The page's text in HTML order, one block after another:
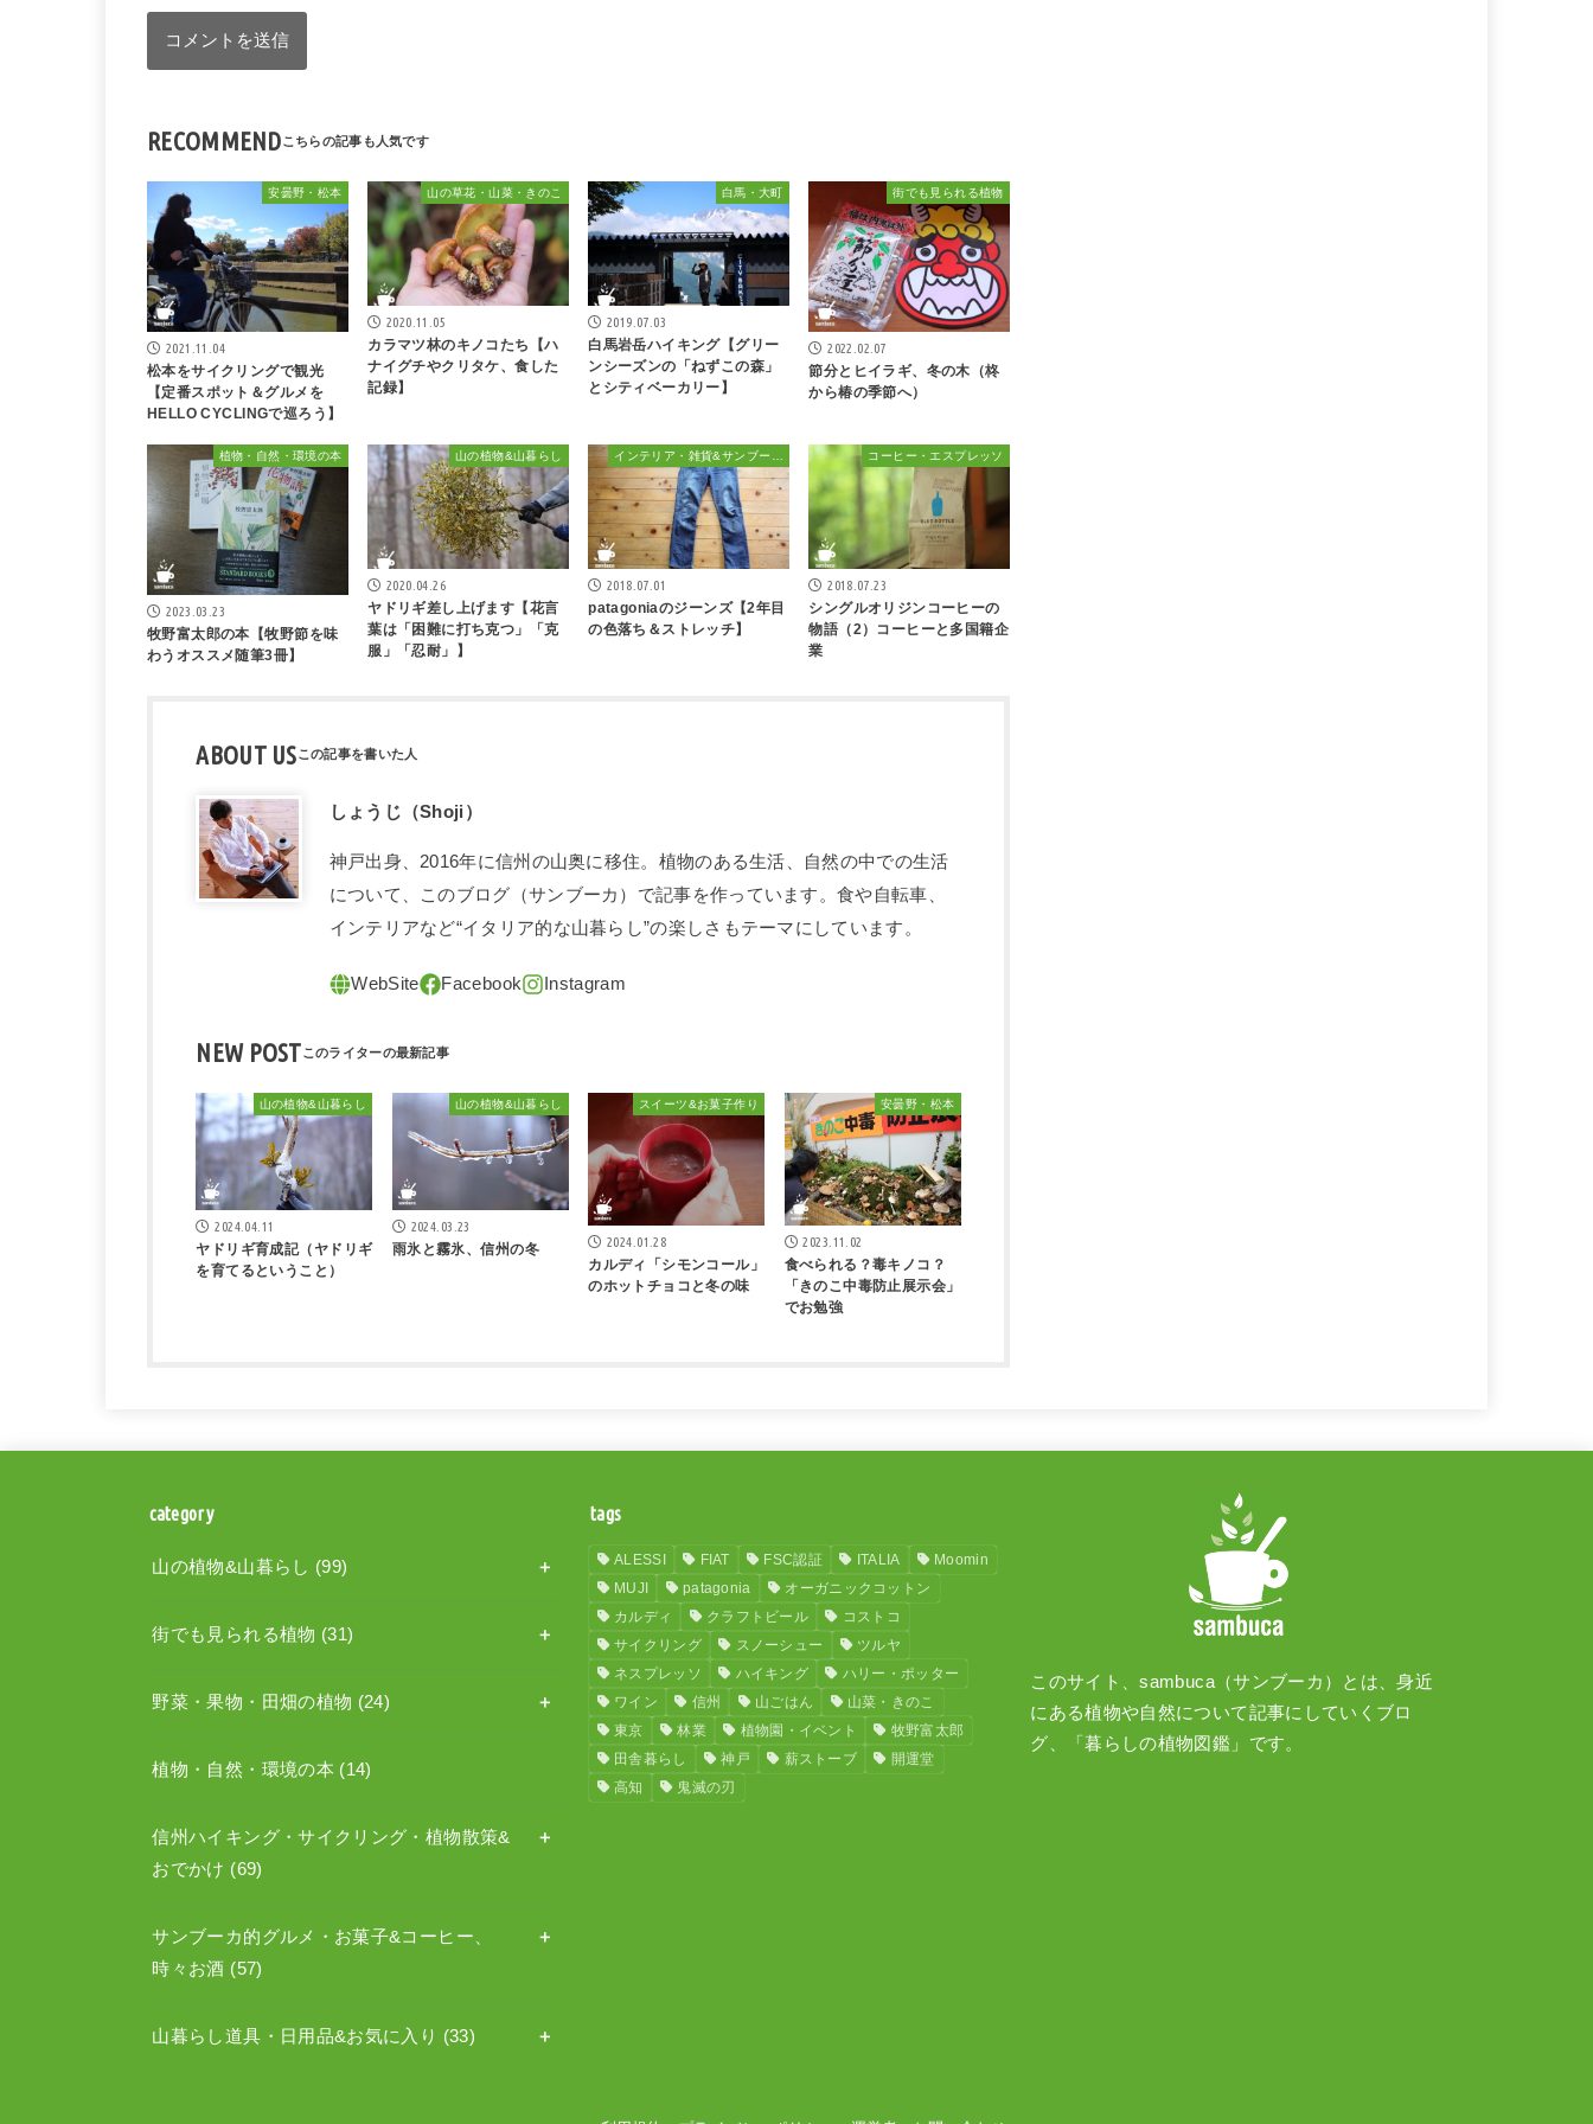
RECOMMEND
安曇野・松本
2021.11.04
松本をサイクリングで観光
【定番スポット＆グルメを
HELLO CYCLINGで巡ろう】
山の草花・山菜・きのこ
2020.11.05
カラマツ林のキノコたち【ハ
ナイグチやクリタケ、食した
記録】
白馬・大町
2019.07.03
白馬岩岳ハイキング【グリー
ンシーズンの「ねずこの森」
とシティベーカリー】
街でも見られる植物
2022.02.07
節分とヒイラギ、冬の木（柊
から椿の季節へ）
植物・自然・環境の本
2023.03.23
牧野富太郎の本【牧野節を味
わうオススメ随筆3冊】
山の植物&山暮らし
2020.04.26
ヤドリギ差し上げます【花言
葉は「困難に打ち克つ」「克
服」「忍耐」】
2018.07.01
patagoniaのジーンズ【2年目
の色落ち＆ストレッチ】
コーヒー・エスプレッソ
2018.07.23
シングルオリジンコーヒーの
物語（2）コーヒーと多国籍企
業
ABOUT US
しょうじ（Shoji）
神戸出身、2016年に信州の山奥に移住。植物のある生活、自然の中での生活
について、このブログ（サンブーカ）で記事を作っています。食や自転車、
インテリアなど“イタリア的な山暮らし”の楽しさもテーマにしています。
NEW POST
山の植物&山暮らし
2024.04.11
ヤドリギ育成記（ヤドリギ
を育てるということ）
山の植物&山暮らし
2024.03.23
雨氷と霧氷、信州の冬
スイーツ&お菓子作り
2024.01.28
カルディ「シモンコール」
のホットチョコと冬の味
安曇野・松本
2023.11.02
食べられる？毒キノコ？
「きのこ中毒防止展示会」
でお勉強
category
山の植物&山暮らし (99)
街でも見られる植物 (31)
野菜・果物・田畑の植物 (24)
植物・自然・環境の本 (14)
信州ハイキング・サイクリング・植物散策&
おでかけ (69)
サンブーカ的グルメ・お菓子&コーヒー、
時々お酒 (57)
山暮らし道具・日用品&お気に入り (33)
tags
ALESSI FIAT FSC認証 ITALIA
Moomin
MUJI
patagonia
オーガニックコットン
カルディ
クラフトビール
コストコ
サイクリング
スノーシュー
ツルヤ
ネスプレッソ
ハイキング
ハリー・ポッター
ワイン
信州 山ごはん
山菜・きのこ
東京
林業 植物園・イベント
牧野富太郎
田舎暮らし
神戸 薪ストーブ
開運堂
高知
鬼滅の刃
このサイト、sambuca（サンブーカ）とは、身近
にある植物や自然について記事にしていくブロ
グ、「暮らしの植物図鑑」です。